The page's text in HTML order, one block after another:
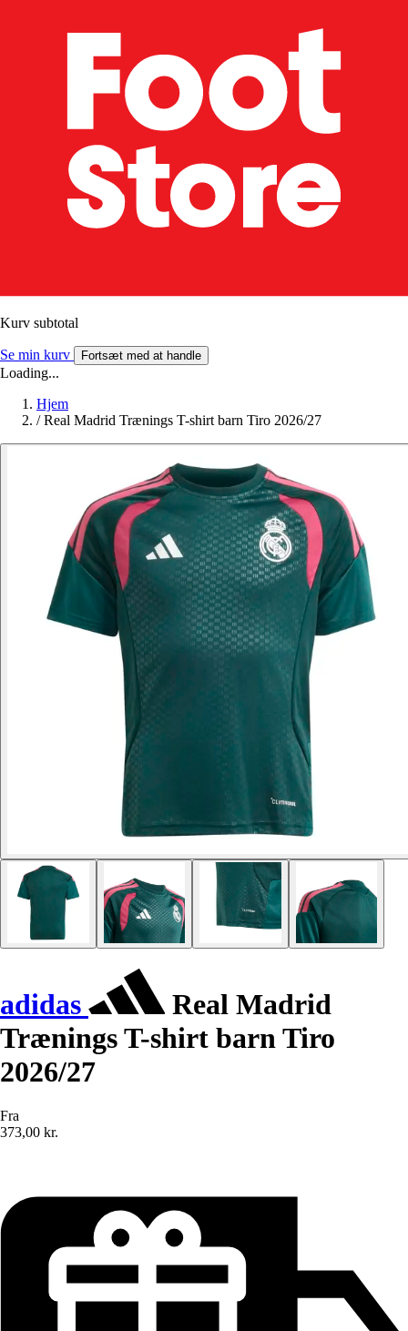
Kurv subtotal
Se min kurv Fortsæt med at handle
Loading...
Hjem
/ Real Madrid Trænings T-shirt barn Tiro 2026/27
adidas
Real Madrid
Trænings T-shirt barn Tiro
2026/27
Fra
373,00 kr.